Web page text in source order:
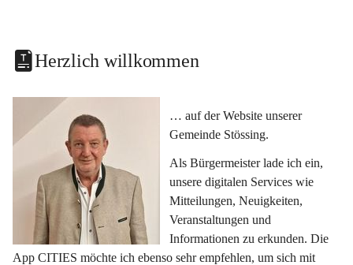
Herzlich willkommen
… auf der Website unserer
Gemeinde Stössing.
Als Bürgermeister lade ich ein,
unsere digitalen Services wie
Mitteilungen, Neuigkeiten,
Veranstaltungen und
Informationen zu erkunden. Die
App CITIES möchte ich ebenso sehr empfehlen, um sich mit